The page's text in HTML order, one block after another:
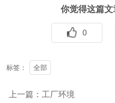
你觉得这篇文
0
标签： 全部
上一篇：工厂环境